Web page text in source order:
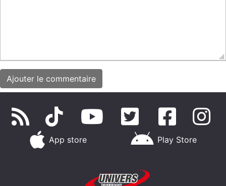
App store Play Store